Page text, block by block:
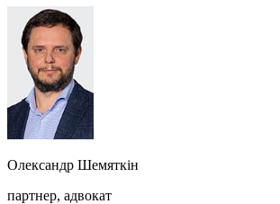
Олександр Шемяткін
партнер, адвокат